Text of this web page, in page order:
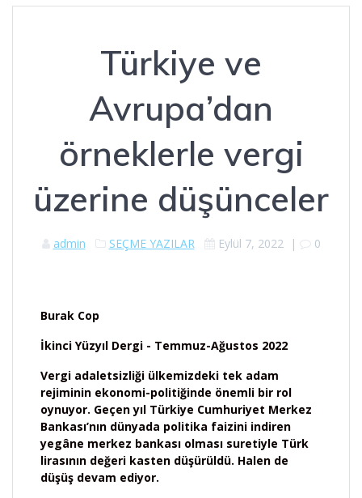
Türkiye ve
Avrupa’dan
örneklerle vergi
üzerine düşünceler
admin SEÇME YAZILAR Eylül 7, 2022 | 0
Burak Cop
İkinci Yüzyıl Dergi - Temmuz-Ağustos 2022
Vergi adaletsizliği ülkemizdeki tek adam
rejiminin ekonomi-politiğinde önemli bir rol
oynuyor. Geçen yıl Türkiye Cumhuriyet Merkez
Bankası’nın dünyada politika faizini indiren
yegâne merkez bankası olması suretiyle Türk
lirasının değeri kasten düşürüldü. Halen de
düşüş devam ediyor.